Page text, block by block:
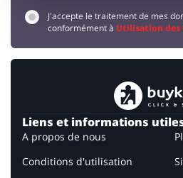
J'accepte le traitement de mes
conformément à Utilisation des
Liens et informations
A propos de nous
Conditions d'utilisation